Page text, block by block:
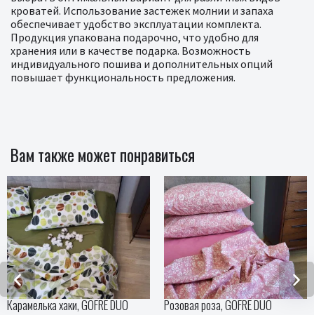
кроватей. Использование застежек молнии и запаха
обеспечивает удобство эксплуатации комплекта.
Продукция упакована подарочно, что удобно для
хранения или в качестве подарка. Возможность
индивидуального пошива и дополнительных опций
повышает функциональность предложения.
Вам также может понравиться
GOFRE DUO Розовая роза, GOFRE DUO Милагро